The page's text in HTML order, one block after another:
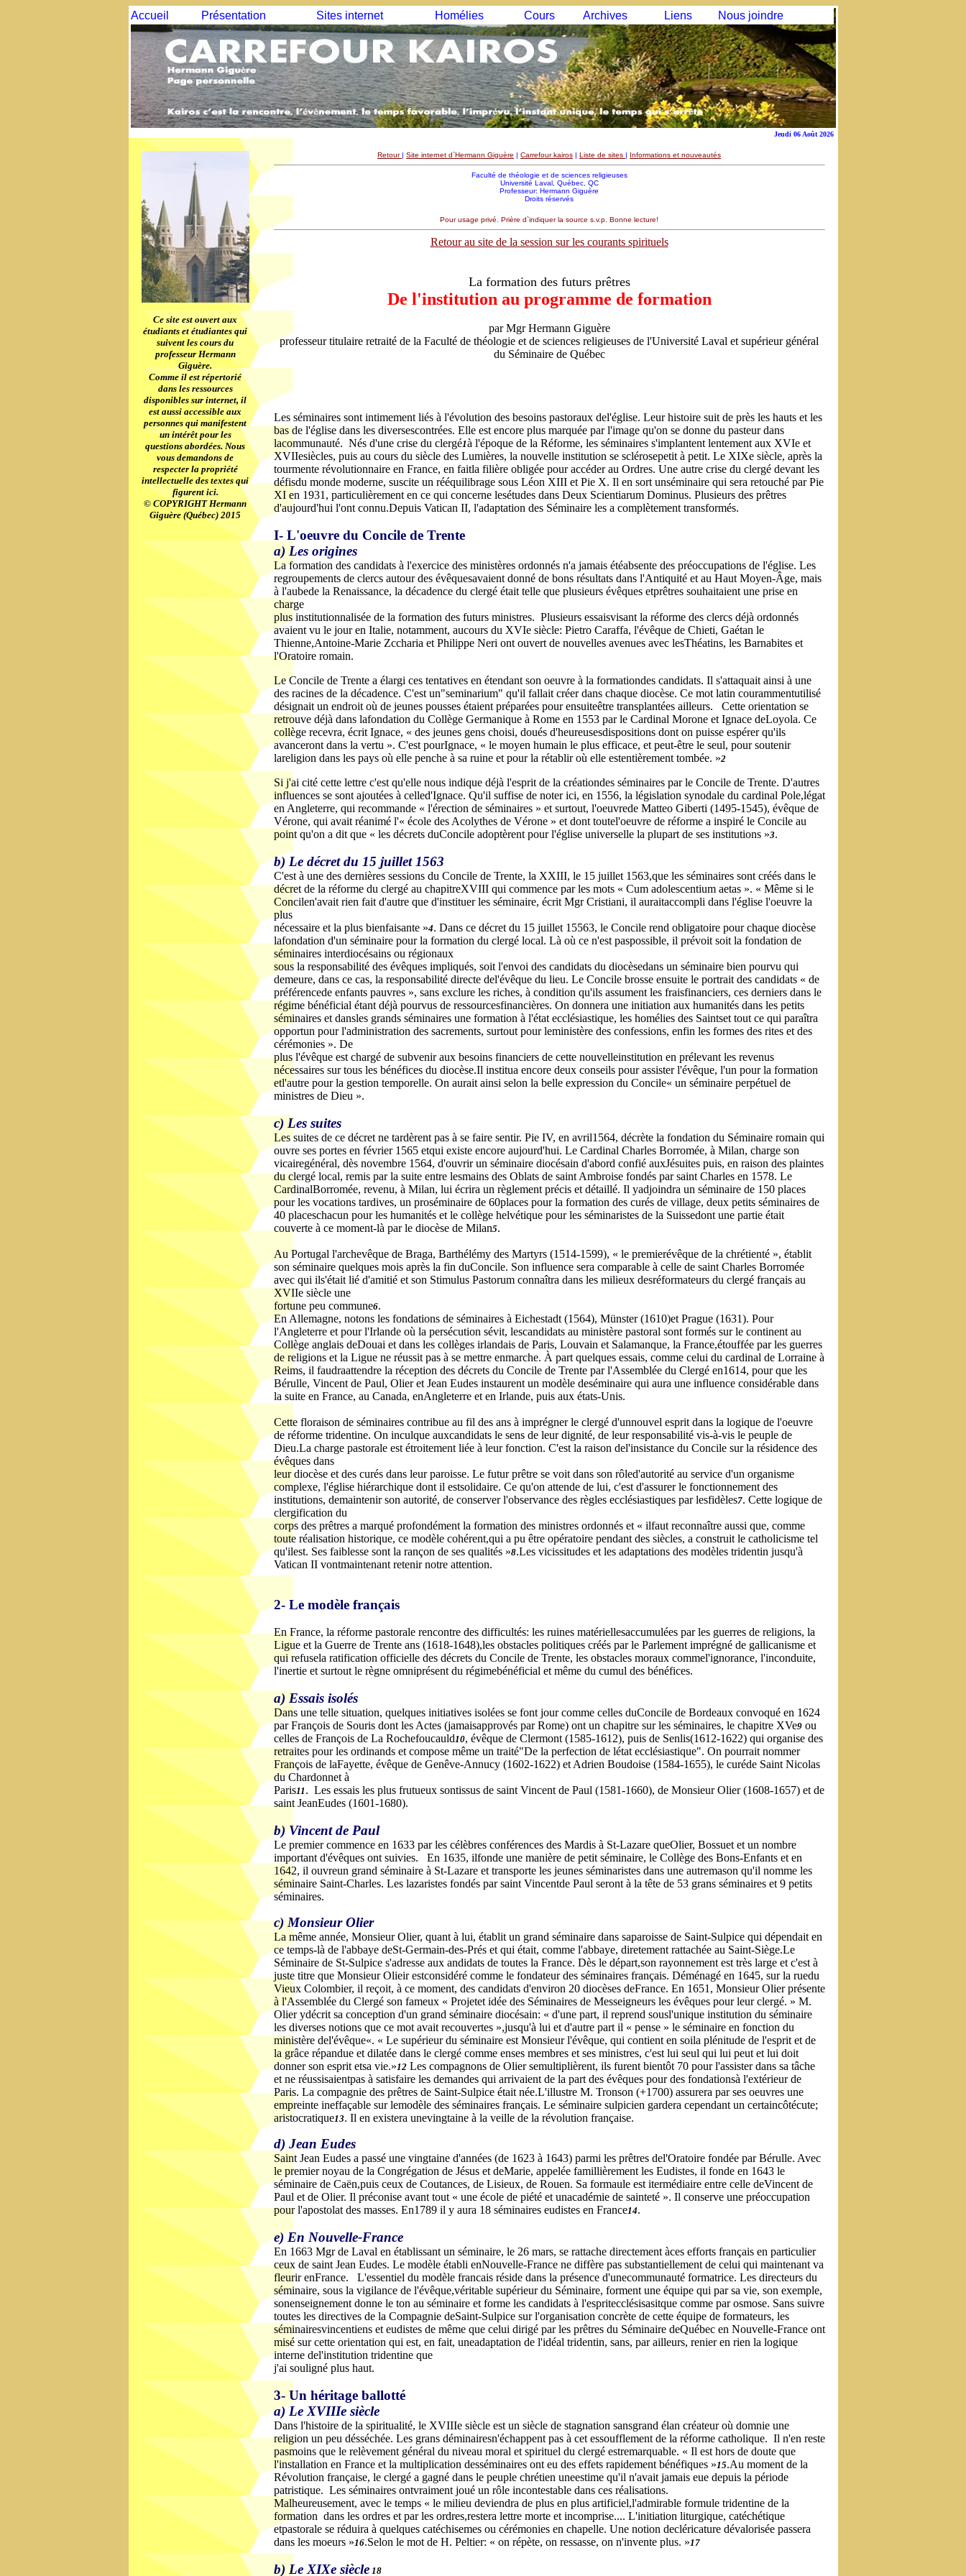
Accueil Présentation Sites internet Homélies Cours Archives Liens Nous joindre
Jeudi 06 Août 2026
Ce site est ouvert aux
étudiants et étudiantes qui
suivent les cours du
professeur Hermann
Giguère.
Comme il est répertorié
dans les ressources
disponibles sur internet, il
est aussi accessible aux
personnes qui manifestent
un intérêt pour les
questions abordées. Nous
vous demandons de
respecter la propriété
intellectuelle des textes qui
figurent ici.
© COPYRIGHT Hermann
Giguère (Québec) 2015
Retour| Site internet d`Hermann Giguère | Carrefour kairos | Liste de sites | Informations et nouveautés
Faculté de théologie et de sciences religieuses
Université Laval, Québec, QC
Professeur: Hermann Giguère
Droits réservés
Pour usage privé. Prière d`indiquer la source s.v.p. Bonne lecture!
Retour au site de la session sur les courants spirituels
La formation des futurs prêtres
De l'institution au programme de formation
par Mgr Hermann Giguère
professeur titulaire retraité de la Faculté de théologie et de sciences religieuses de l'Université Laval et supérieur général
du Séminaire de Québec
Les séminaires sont intimement liés à l'évolution des besoins pastoraux del'église. Leur histoire suit de près les hauts et les
bas de l'église dans les diversescontrées. Elle est encore plus marquée par l'image qu'on se donne du pasteur dans
lacommunauté. Nés d'une crise du clergé1à l'époque de la Réforme, les séminaires s'implantent lentement aux XVIe et
XVIIesiècles, puis au cours du siècle des Lumières, la nouvelle institution se sclérosepetit à petit. Le XIXe siècle, après la
tourmente révolutionnaire en France, en faitla filière obligée pour accéder au Ordres. Une autre crise du clergé devant les
défisdu monde moderne, suscite un rééquilibrage sous Léon XIII et Pie X. Il en sort unséminaire qui sera retouché par Pie
XI en 1931, particulièrement en ce qui concerne lesétudes dans Deux Scientiarum Dominus. Plusieurs des prêtres
d'aujourd'hui l'ont connu.Depuis Vatican II, l'adaptation des Séminaire les a complètement transformés.
I- L'oeuvre du Concile de Trente
a) Les origines
La formation des candidats à l'exercice des ministères ordonnés n'a jamais étéabsente des préoccupations de l'église. Les
regroupements de clercs autour des évêquesavaient donné de bons résultats dans l'Antiquité et au Haut Moyen-Âge, mais
à l'aubede la Renaissance, la décadence du clergé était telle que plusieurs évêques etprêtres souhaitaient une prise en
charge
plus institutionnalisée de la formation des futurs ministres. Plusieurs essaisvisant la réforme des clercs déjà ordonnés
avaient vu le jour en Italie, notamment, aucours du XVIe siècle: Pietro Caraffa, l'évêque de Chieti, Gaétan le
Thienne,Antoine-Marie Zccharia et Philippe Neri ont ouvert de nouvelles avenues avec lesThéatins, les Barnabites et
l'Oratoire romain.
Le Concile de Trente a élargi ces tentatives en étendant son oeuvre à la formationdes candidats. Il s'attaquait ainsi à une
des racines de la décadence. C'est un"seminarium" qu'il fallait créer dans chaque diocèse. Ce mot latin courammentutilisé
désignait un endroit où de jeunes pousses étaient préparées pour ensuiteêtre transplantées ailleurs. Cette orientation se
retrouve déjà dans lafondation du Collège Germanique à Rome en 1553 par le Cardinal Morone et Ignace deLoyola. Ce
collège recevra, écrit Ignace, « des jeunes gens choisi, doués d'heureusesdispositions dont on puisse espérer qu'ils
avanceront dans la vertu ». C'est pourIgnace, « le moyen humain le plus efficace, et peut-être le seul, pour soutenir
lareligion dans les pays où elle penche à sa ruine et pour la rétablir où elle estentièrement tombée. »2
Si j'ai cité cette lettre c'est qu'elle nous indique déjà l'esprit de la créationdes séminaires par le Concile de Trente. D'autres
influences se sont ajoutées à celled'Ignace. Qu'il suffise de noter ici, en 1556, la législation synodale du cardinal Pole,légat
en Angleterre, qui recommande « l'érection de séminaires » et surtout, l'oeuvrede Matteo Giberti (1495-1545), évêque de
Vérone, qui avait réanimé l'« école des Acolythes de Vérone » et dont toutel'oeuvre de réforme a inspiré le Concile au
point qu'on a dit que « les décrets duConcile adoptèrent pour l'église universelle la plupart de ses institutions »3.
b) Le décret du 15 juillet 1563
C'est à une des dernières sessions du Concile de Trente, la XXIII, le 15 juillet 1563,que les séminaires sont créés dans le
décret de la réforme du clergé au chapitreXVIII qui commence par les mots « Cum adolescentium aetas ». « Même si le
Concilen'avait rien fait d'autre que d'instituer les séminaire, écrit Mgr Cristiani, il auraitaccompli dans l'église l'oeuvre la
plus
nécessaire et la plus bienfaisante »4. Dans ce décret du 15 juillet 15563, le Concile rend obligatoire pour chaque diocèse
lafondation d'un séminaire pour la formation du clergé local. Là où ce n'est paspossible, il prévoit soit la fondation de
séminaires interdiocésains ou régionaux
sous la responsabilité des évêques impliqués, soit l'envoi des candidats du diocèsedans un séminaire bien pourvu qui
demeure, dans ce cas, la responsabilité directe del'évêque du lieu. Le Concile brosse ensuite le portrait des candidats « de
préférencede enfants pauvres », sans exclure les riches, à condition qu'ils assument les fraisfinanciers, ces derniers dans le
régime bénéficial étant déjà pourvus de ressourcesfinancières. On donnera une initiation aux humanités dans les petits
séminaires et dansles grands séminaires une formation à l'état ecclésiastique, les homélies des Saintset tout ce qui paraîtra
opportun pour l'administration des sacrements, surtout pour leministère des confessions, enfin les formes des rites et des
cérémonies ». De
plus l'évêque est chargé de subvenir aux besoins financiers de cette nouvelleinstitution en prélevant les revenus
nécessaires sur tous les bénéfices du diocèse.Il institua encore deux conseils pour assister l'évêque, l'un pour la formation
etl'autre pour la gestion temporelle. On aurait ainsi selon la belle expression du Concile« un séminaire perpétuel de
ministres de Dieu ».
c) Les suites
Les suites de ce décret ne tardèrent pas à se faire sentir. Pie IV, en avril1564, décrète la fondation du Séminaire romain qui
ouvre ses portes en février 1565 etqui existe encore aujourd'hui. Le Cardinal Charles Borromée, à Milan, charge son
vicairegénéral, dès novembre 1564, d'ouvrir un séminaire diocésain d'abord confié auxJésuites puis, en raison des plaintes
du clergé local, remis par la suite entre lesmains des Oblats de saint Ambroise fondés par saint Charles en 1578. Le
CardinalBorromée, revenu, à Milan, lui écrira un règlement précis et détaillé. Il yadjoindra un séminaire de 150 places
pour les vocations tardives, un proséminaire de 60places pour la formation des curés de village, deux petits séminaires de
40 placeschacun pour les humanités et le collège helvétique pour les séminaristes de la Suissedont une partie était
couverte à ce moment-là par le diocèse de Milan5.
Au Portugal l'archevêque de Braga, Barthélémy des Martyrs (1514-1599), « le premierévêque de la chrétienté », établit
son séminaire quelques mois après la fin duConcile. Son influence sera comparable à celle de saint Charles Borromée
avec qui ils'était lié d'amitié et son Stimulus Pastorum connaîtra dans les milieux desréformateurs du clergé français au
XVIIe siècle une
fortune peu commune6.
En Allemagne, notons les fondations de séminaires à Eichestadt (1564), Münster (1610)et Prague (1631). Pour
l'Angleterre et pour l'Irlande où la persécution sévit, lescandidats au ministère pastoral sont formés sur le continent au
Collège anglais deDouai et dans les collèges irlandais de Paris, Louvain et Salamanque, la France,étouffée par les guerres
de religions et la Ligue ne réussit pas à se mettre enmarche. À part quelques essais, comme celui du cardinal de Lorraine à
Reims, il faudraattendre la réception des décrets du Concile de Trente par l'Assemblée du Clergé en1614, pour que les
Bérulle, Vincent de Paul, Olier et Jean Eudes instaurent un modèle deséminaire qui aura une influence considérable dans
la suite en France, au Canada, enAngleterre et en Irlande, puis aux états-Unis.
Cette floraison de séminaires contribue au fil des ans à imprégner le clergé d'unnouvel esprit dans la logique de l'oeuvre
de réforme tridentine. On inculque auxcandidats le sens de leur dignité, de leur responsabilité vis-à-vis le peuple de
Dieu.La charge pastorale est étroitement liée à leur fonction. C'est la raison del'insistance du Concile sur la résidence des
évêques dans
leur diocèse et des curés dans leur paroisse. Le futur prêtre se voit dans son rôled'autorité au service d'un organisme
complexe, l'église hiérarchique dont il estsolidaire. Ce qu'on attende de lui, c'est d'assurer le fonctionnement des
institutions, demaintenir son autorité, de conserver l'observance des règles ecclésiastiques par lesfidèles7. Cette logique de
clergification du
corps des prêtres a marqué profondément la formation des ministres ordonnés et « ilfaut reconnaître aussi que, comme
toute réalisation historique, ce modèle cohérent,qui a pu être opératoire pendant des siècles, a construit le catholicisme tel
qu'ilest. Ses faiblesse sont la rançon de ses qualités »8.Les vicissitudes et les adaptations des modèles tridentin jusqu'à
Vatican II vontmaintenant retenir notre attention.
2- Le modèle français
En France, la réforme pastorale rencontre des difficultés: les ruines matériellesaccumulées par les guerres de religions, la
Ligue et la Guerre de Trente ans (1618-1648),les obstacles politiques créés par le Parlement imprégné de gallicanisme et
qui refusela ratification officielle des décrets du Concile de Trente, les obstacles moraux commel'ignorance, l'inconduite,
l'inertie et surtout le règne omniprésent du régimebénéficial et même du cumul des bénéfices.
a) Essais isolés
Dans une telle situation, quelques initiatives isolées se font jour comme celles duConcile de Bordeaux convoqué en 1624
par François de Souris dont les Actes (jamaisapprovés par Rome) ont un chapitre sur les séminaires, le chapitre XVe9ou
celles de François de La Rochefoucauld10, évêque de Clermont (1585-1612), puis de Senlis(1612-1622) qui organise des
retraites pour les ordinands et compose même un traité"De la perfection de létat ecclésiastique". On pourrait nommer
François de laFayette, évêque de Genêve-Annucy (1602-1622) et Adrien Boudoise (1584-1655), le curéde Saint Nicolas
du Chardonnet à
Paris11 . Les essais les plus frutueux sontissus de saint Vincent de Paul (1581-1660), de Monsieur Olier (1608-1657) et de
saint JeanEudes (1601-1680).
b) Vincent de Paul
Le premier commence en 1633 par les célèbres conférences des Mardis à St-Lazare queOlier, Bossuet et un nombre
important d'évêques ont suivies. En 1635, ilfonde une manière de petit séminaire, le Collège des Bons-Enfants et en
1642, il ouvreun grand séminaire à St-Lazare et transporte les jeunes séminaristes dans une autremason qu'il nomme les
séminaire Saint-Charles. Les lazaristes fondés par saint Vincentde Paul seront à la tête de 53 grans séminaires et 9 petits
séminaires.
c) Monsieur Olier
La même année, Monsieur Olier, quant à lui, établit un grand séminaire dans saparoisse de Saint-Sulpice qui dépendait en
ce temps-là de l'abbaye deSt-Germain-des-Prés et qui était, comme l'abbaye, diretement rattachée au Saint-Siège.Le
Séminaire de St-Sulpice s'adresse aux andidats de toutes la France. Dès le départ,son rayonnement est très large et c'est à
juste titre que Monsieur Olieir estconsidéré comme le fondateur des séminaires français. Déménagé en 1645, sur la ruedu
Vieux Colombier, il reçoit, à ce moment, des candidats d'environ 20 diocèses deFrance. En 1651, Monsieur Olier présente
à l'Assemblée du Clergé son fameux « Projetet idée des Séminaires de Messeigneurs les évêques pour leur clergé. » M.
Olier ydécrit sa conception d'un grand séminaire diocésain: « d'une part, il reprend sousl'unique institution du séminaire
les diverses notions que ce mot avait recouvertes »,jusqu'à lui et d'autre part il « pense » le séminaire en fonction du
ministère del'évêque«. « Le supérieur du séminaire est Monsieur l'évêque, qui contient en soila plénitude de l'esprit et de
la grâce répandue et dilatée dans le clergé comme enses membres et ses ministres, c'est lui seul qui lui peut et lui doit
donner son esprit etsa vie.»12Les compagnons de Olier semultiplièrent, ils furent bientôt 70 pour l'assister dans sa tâche
et ne réussisaientpas à satisfaire les demandes qui arrivaient de la part des évêques pour des fondationsà l'extérieur de
Paris. La compagnie des prêtres de Saint-Sulpice était née.L'illustre M. Tronson (+1700) assurera par ses oeuvres une
empreinte ineffaçable sur lemodèle des séminaires français. Le séminaire sulpicien gardera cependant un certaincôtécute;
aristocratique13. Il en existera unevingtaine à la veille de la révolution française.
d) Jean Eudes
Saint Jean Eudes a passé une vingtaine d'années (de 1623 à 1643) parmi les prêtres del'Oratoire fondée par Bérulle. Avec
le premier noyau de la Congrégation de Jésus et deMarie, appelée famillièrement les Eudistes, il fonde en 1643 le
séminaire de Caën,puis ceux de Coutances, de Lisieux, de Rouen. Sa formaule est itermédiaire entre celle deVincent de
Paul et de Olier. Il préconise avant tout « une école de piété et unacadémie de sainteté ». Il conserve une préoccupation
pour l'apostolat des masses. En1789 il y aura 18 séminaires eudistes en France14.
e) En Nouvelle-France
En 1663 Mgr de Laval en établissant un séminaire, le 26 mars, se rattache directement àces efforts français en particulier
ceux de saint Jean Eudes. Le modèle établi enNouvelle-France ne diffère pas substantiellement de celui qui maintenant va
fleurir enFrance. L'essentiel du modèle francais réside dans la présence d'unecommunauté formatrice. Les directeurs du
séminaire, sous la vigilance de l'évêque,véritable supérieur du Séminaire, forment une équipe qui par sa vie, son exemple,
sonenseignement donne le ton au séminaire et forme les candidats à l'espritecclésisasitque comme par osmose. Sans suivre
toutes les directives de la Compagnie deSaint-Sulpice sur l'organisation concrète de cette équipe de formateurs, les
séminairesvincentiens et eudistes de même que celui dirigé par les prêtres du Séminaire deQuébec en Nouvelle-France ont
misé sur cette orientation qui est, en fait, uneadaptation de l'idéal tridentin, sans, par ailleurs, renier en rien la logique
interne del'institution tridentine que
j'ai souligné plus haut.
3- Un héritage ballotté
a) Le XVIIIe siècle
Dans l'histoire de la spiritualité, le XVIIIe siècle est un siècle de stagnation sansgrand élan créateur où domnie une
religion un peu désséchée. Les grans déminairesn'échappent pas à cet essoufflement de la réforme catholique. Il n'en reste
pasmoins que le relèvement général du niveau moral et spirituel du clergé estremarquable. « Il est hors de doute que
l'installation en France et la multiplication desséminaires ont eu des effets rapidement bénéfiques »15.Au moment de la
Révolution française, le clergé a gagné dans le peuple chrétien uneestime qu'il n'avait jamais eue depuis la période
patristique. Les séminaires ontvraiment joué un rôle incontestable dans ces réalisations.
Malheureusement, avec le temps « le milieu deviendra de plus en plus artificiel,l'admirable formule tridentine de la
formation dans les ordres et par les ordres,restera lettre morte et incomprise.... L'initiation liturgique, catéchétique
etpastorale se réduira à quelques catéchisemes ou cérémonies en chapelle. Une notion decléricature dévalorisée passera
dans les moeurs »16.Selon le mot de H. Peltier: « on répète, on ressasse, on n'invente plus. »17
b) Le XIXe siècle 18